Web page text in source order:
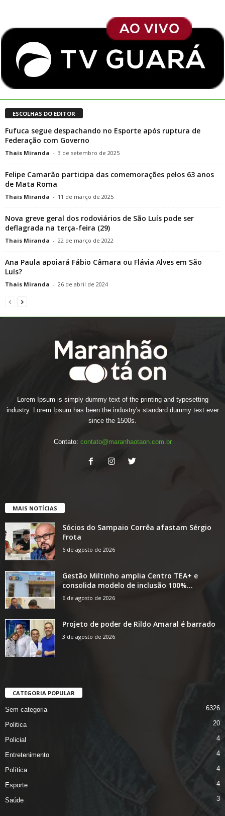
ESCOLHAS DO EDITOR
Fufuca segue despachando no Esporte após ruptura de
Federação com Governo
Thais Miranda - 3 de setembro de 2025
Felipe Camarão participa das comemorações pelos 63 anos
de Mata Roma
Thais Miranda - 11 de março de 2025
Nova greve geral dos rodoviários de São Luís pode ser
deflagrada na terça-feira (29)
Thais Miranda - 22 de março de 2022
Ana Paula apoiará Fábio Câmara ou Flávia Alves em São
Luís?
Thais Miranda - 26 de abril de 2024
Lorem Ipsum is simply dummy text of the printing and typesetting
industry. Lorem Ipsum has been the industry's standard dummy text ever
since the 1500s.
Contato: contato@maranhaotaon.com.br
MAIS NOTÍCIAS
Sócios do Sampaio Corrêa afastam Sérgio
Frota
6 de agosto de 2026
Gestão Miltinho amplia Centro TEA+ e
consolida modelo de inclusão 100%...
6 de agosto de 2026
Projeto de poder de Rildo Amaral é barrado
3 de agosto de 2026
CATEGORIA POPULAR
Sem categoria 6326
Politica 20
Policial 4
Entretenimento 4
Política 4
Esporte 4
Saúde 3